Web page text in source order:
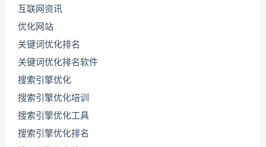
互联网资讯
优化网站
关键词优化排名
关键词优化排名软件
搜索引擎优化
搜索引擎优化培训
搜索引擎优化工具
搜索引擎优化排名